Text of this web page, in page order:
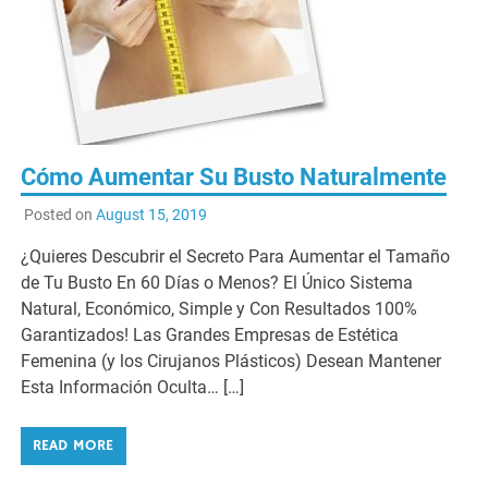
Cómo Aumentar Su Busto Naturalmente
Posted on August 15, 2019
¿Quieres Descubrir el Secreto Para Aumentar el Tamaño
de Tu Busto En 60 Días o Menos? El Único Sistema
Natural, Económico, Simple y Con Resultados 100%
Garantizados! Las Grandes Empresas de Estética
Femenina (y los Cirujanos Plásticos) Desean Mantener
Esta Información Oculta… […]
READ MORE